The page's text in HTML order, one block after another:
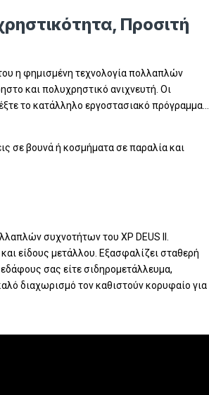
Προσιτή
η φημισμένη τεχνολογία πολλαπλών
και πολυχρηστικό ανιχνευτή. Οι
το κατάλληλο εργοστασιακό πρόγραμμα…
σε βουνά ή κοσμήματα σε παραλία και
συχνοτήτων του XP DEUS II.
είδους μετάλλου. Εξασφαλίζει σταθερή
σας είτε σιδηρομετάλλευμα,
διαχωρισμό τον καθιστούν κορυφαίο για